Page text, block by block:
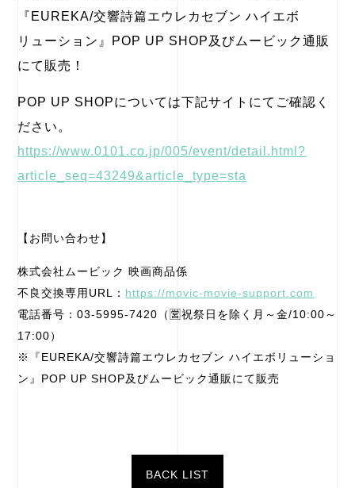
『EUREKA/交響詩篇エウレカセブン ハイエボ
リューション』POP UP SHOP及びムービック通販
にて販売！
POP UP SHOPについては下記サイトにてご確認く
ださい。
https://www.0101.co.jp/005/event/detail.html?
article_seq=43249&article_type=sta
【お問い合わせ】
株式会社ムービック 映画商品係
不良交換専用URL： https://movic-movie-support.com
電話番号：03-5995-7420（🈺祝祭日を除く月～金/10:00～
17:00）
※『EUREKA/交響詩篇エウレカセブン ハイエボリューショ
ン』POP UP SHOP及びムービック通販にて販売
BACK LIST